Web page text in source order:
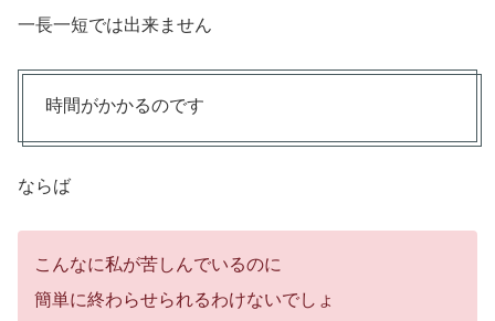
一長一短では出来ません
時間がかかるのです
ならば
こんなに私が苦しんでいるのに
簡単に終わらせられるわけないでしょ